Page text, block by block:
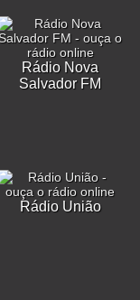
Rádio Nova
Salvador FM
Rádio União